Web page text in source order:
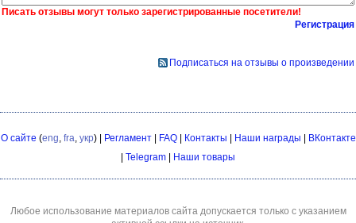
Писать отзывы могут только зарегистрированные посетители!
Регистрация
Подписаться на отзывы о произведении
О сайте (eng fra укр) | Регламент| FAQ| Контакты | Наши награды | ВКонтакте
| Telegram | Наши товары
Любое использование материалов сайта допускается только с указанием